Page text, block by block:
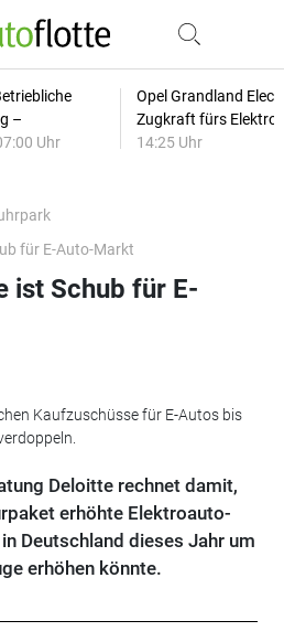
–
Uhr
Opel Grandland
Zugkraft fürs
14:25 Uhr
für E-Auto-Markt
ist Schub für E-
Kaufzuschüsse für E-Autos bis
Deloitte rechnet damit,
erhöhte Elektroauto-
Deutschland dieses Jahr um
erhöhen könnte.